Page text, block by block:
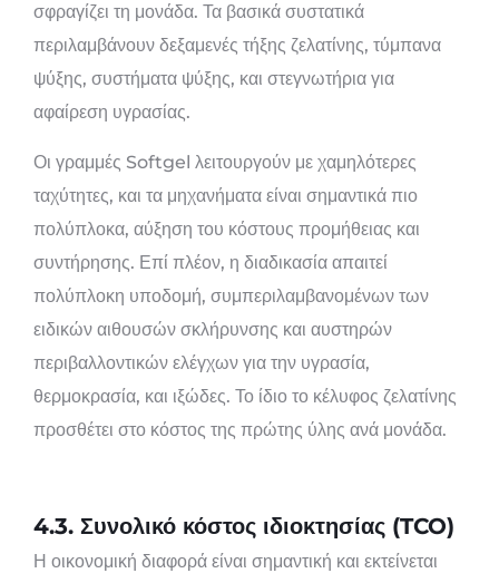
σφραγίζει τη μονάδα. Τα βασικά συστατικά
περιλαμβάνουν δεξαμενές τήξης ζελατίνης, τύμπανα
ψύξης, συστήματα ψύξης, και στεγνωτήρια για
αφαίρεση υγρασίας.
Οι γραμμές Softgel λειτουργούν με χαμηλότερες
ταχύτητες, και τα μηχανήματα είναι σημαντικά πιο
πολύπλοκα, αύξηση του κόστους προμήθειας και
συντήρησης. Επί πλέον, η διαδικασία απαιτεί
πολύπλοκη υποδομή, συμπεριλαμβανομένων των
ειδικών αιθουσών σκλήρυνσης και αυστηρών
περιβαλλοντικών ελέγχων για την υγρασία,
θερμοκρασία, και ιξώδες. Το ίδιο το κέλυφος ζελατίνης
προσθέτει στο κόστος της πρώτης ύλης ανά μονάδα.
4.3. Συνολικό κόστος ιδιοκτησίας (TCO)
Η οικονομική διαφορά είναι σημαντική και εκτείνεται